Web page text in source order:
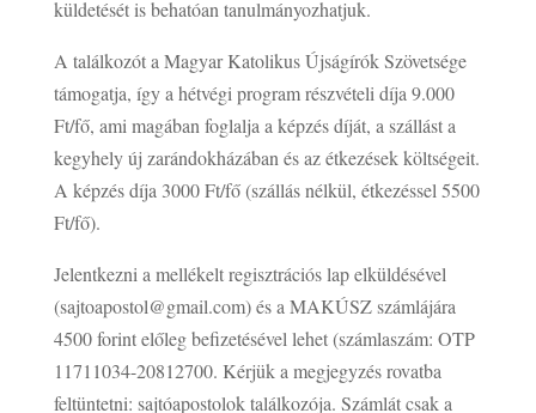
küldetését is behatóan tanulmányozhatjuk.
A találkozót a Magyar Katolikus Újságírók Szövetsége
támogatja, így a hétvégi program részvételi díja 9.000
Ft/fő, ami magában foglalja a képzés díját, a szállást a
kegyhely új zarándokházában és az étkezések költségeit.
A képzés díja 3000 Ft/fő (szállás nélkül, étkezéssel 5500
Ft/fő).
Jelentkezni a mellékelt regisztrációs lap elküldésével
(sajtoapostol@gmail.com) és a MAKÚSZ számlájára
4500 forint előleg befizetésével lehet (számlaszám: OTP
11711034-20812700. Kérjük a megjegyzés rovatba
feltüntetni: sajtóapostolok találkozója. Számlát csak a